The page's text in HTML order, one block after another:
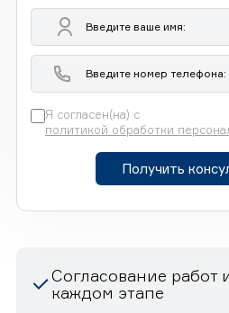
Я согласен(на) с
политикой обработки
Получить
Согласование работ
каждом этапе